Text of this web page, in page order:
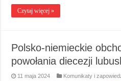
Czytaj więcej »
Polsko-niemieckie
powołania diecezji
11 maja 2024 Komunikaty i